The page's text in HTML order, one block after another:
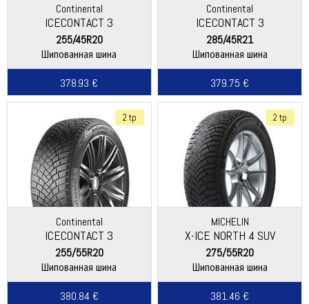
Continental
ICECONTACT 3
255/45R20
Шипованная шина
378.93 €
Continental
ICECONTACT 3
285/45R21
Шипованная шина
379.75 €
2 tp
Continental
ICECONTACT 3
255/55R20
Шипованная шина
380.84 €
2 tp
MICHELIN
X-ICE NORTH 4 SUV
275/55R20
Шипованная шина
381.46 €